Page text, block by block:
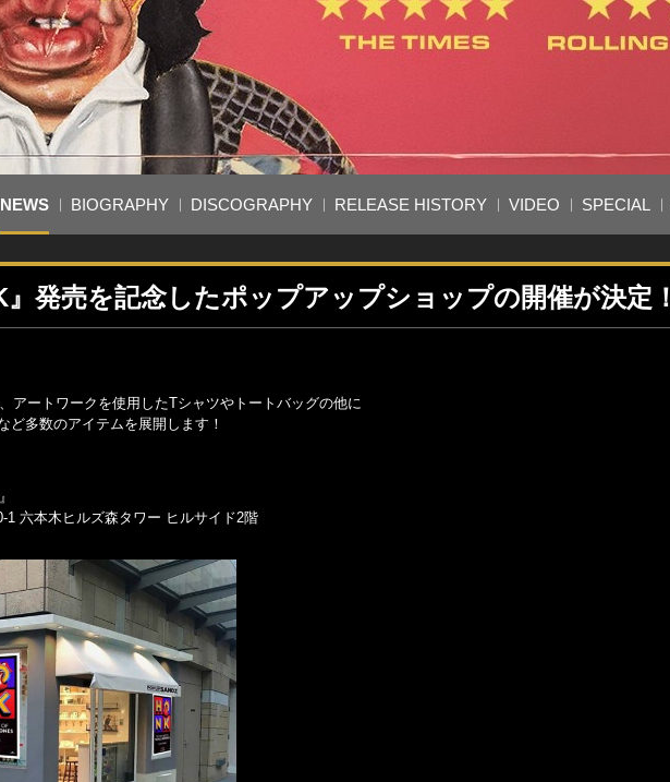
NEWS BIOGRAPHY DISCOGRAPHY RELEASE HISTORY VIDEO SPECIAL
発売を記念したポップアップショップの開催が決定！
アートワークを使用したTシャツやトートバッグの他に
ど多数のアイテムを展開します！
六本木ヒルズ森タワー ヒルサイド2階